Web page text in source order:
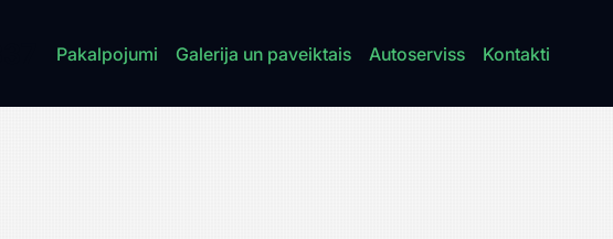
Pakalpojumi Galerija un paveiktais Autoserviss Kontakti